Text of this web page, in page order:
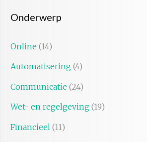
Onderwerp
Online (14)
Automatisering (4)
Communicatie (24)
Wet- en regelgeving (19)
Financieel (11)